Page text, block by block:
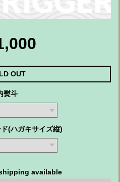
OUT
熨斗
(ハガキサイズ縦)
available